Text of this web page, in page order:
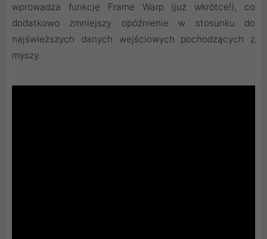
wprowadza funkcję Frame Warp (już wkrótce!), co
dodatkowo zmniejszy opóźnienie w stosunku do
najświeższych danych wejściowych pochodzących z
myszy.